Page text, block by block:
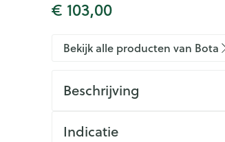
€ 103,00
Bekijk alle producten van Bota
Beschrijving
Indicatie